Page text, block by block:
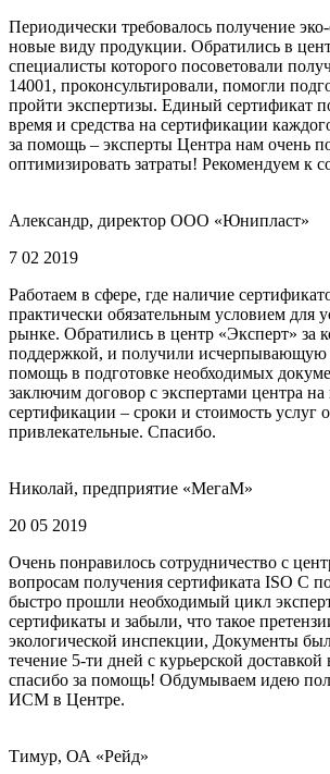
Периодически требовалось получение
новые виду продукции. Обратились в
специалисты которого посоветовали
14001, проконсультировали, помогли
пройти экспертизы. Единый сертификат
время и средства на сертификации
за помощь – эксперты Центра нам очень
оптимизировать затраты! Рекомендуем к
Александр, директор ООО «Юнипласт»
7 02 2019
Работаем в сфере, где наличие
практически обязательным условием для
рынке. Обратились в центр «Эксперт» за
поддержкой, и получили
помощь в подготовке необходимых
заключим договор с экспертами центра
сертификации – сроки и стоимость услуг
привлекательные. Спасибо.
Николай, предприятие «МегаМ»
20 05 2019
Очень понравилось сотрудничество с
вопросам получения сертификата ISO С
быстро прошли необходимый цикл
сертификаты и забыли, что такое
экологической инспекции, Документы
течение 5-ти дней с курьерской
спасибо за помощь! Обдумываем идею
ИСМ в Центре.
Тимур, ОА «Рейд»